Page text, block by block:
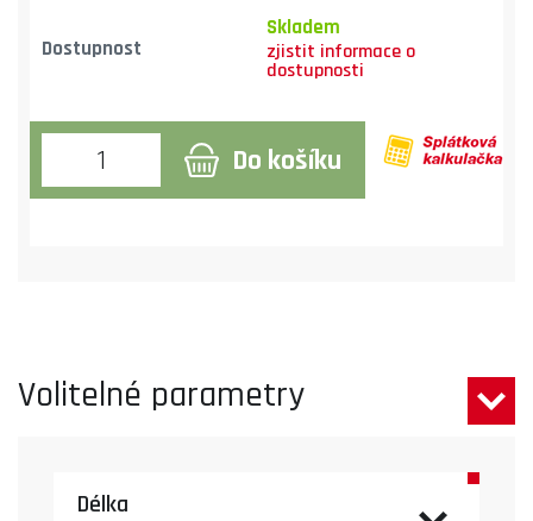
Dostupnost
Skladem
Do košíku
Volitelné parametry
Délka